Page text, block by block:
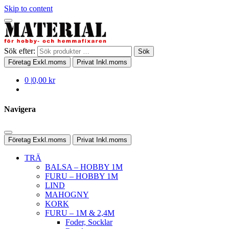
Skip to content
Sök efter:
Sök
Företag Exkl.moms Privat Inkl.moms
0 |0,00 kr
Navigera
Företag Exkl.moms Privat Inkl.moms
TRÄ
BALSA – HOBBY 1M
FURU – HOBBY 1M
LIND
MAHOGNY
KORK
FURU – 1M & 2,4M
Foder, Socklar